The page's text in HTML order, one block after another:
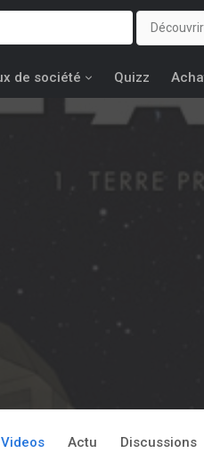
Découvrir
de société Quizz
Videos Actu Discussions